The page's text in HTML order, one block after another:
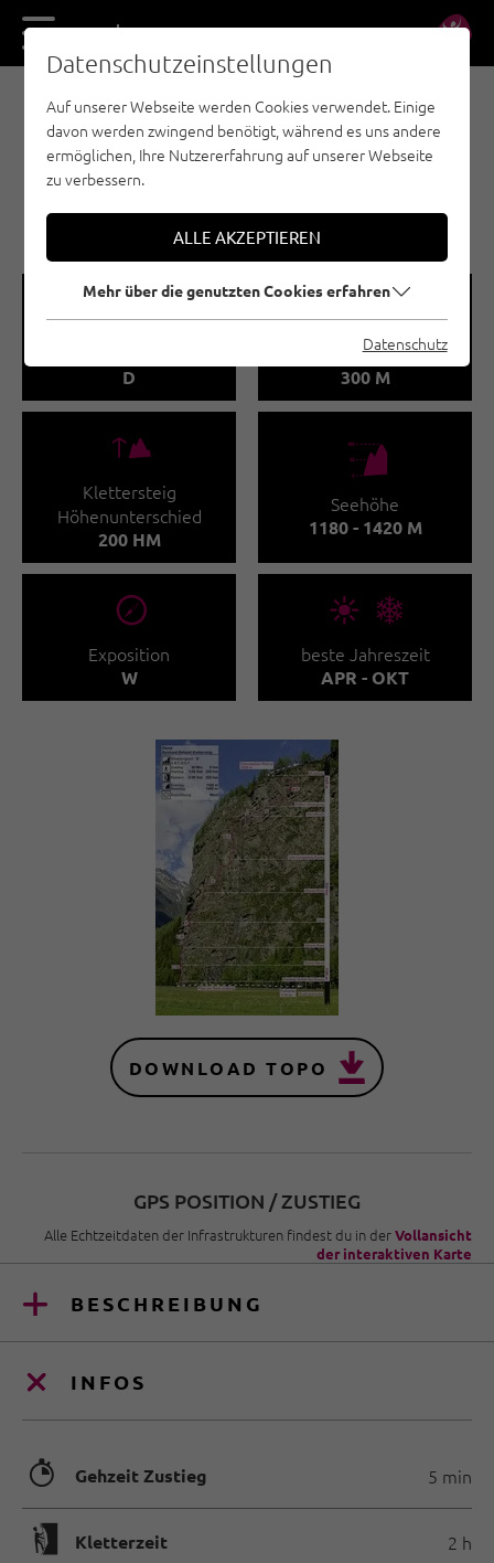
DE EN
KLETTERSTEIGE - ÖTZTAL
KLETTERSTEIG
REINHARD SCHIESTL
BURGSTEINWAND
🞽
D
🔹
Klettersteiglänge
300 M
🜏
Klettersteig
Höhenunterschied
200 HM
🞱
Seehöhe
1180 - 1420 M
🞂
Exposition
W
🞀🖈
beste Jahreszeit
APR - OKT
DOWNLOAD TOPO
GPS POSITION / ZUSTIEG
Alle Echtzeitdaten der Infrastrukturen findest du in derVollansicht
der interaktiven Karte
BESCHREIBUNG
INFOS
🐲 Gehzeit Zustieg 5 min
🄱 Kletterzeit 2 h
Datenschutzeinstellungen
Auf unserer Webseite werden Cookies verwendet. Einige
davon werden zwingend benötigt, während es uns andere
ermöglichen, Ihre Nutzererfahrung auf unserer Webseite
zu verbessern.
ALLE AKZEPTIEREN
Mehr über die genutzten Cookies erfahren
Datenschutz